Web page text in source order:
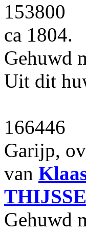
153800
ca 1804.
Gehuwd
Uit dit
166446
Garijp,
van
Gehuwd